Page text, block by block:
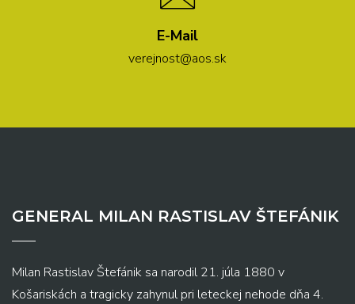
E-Mail
verejnost@aos.sk
GENERAL MILAN RASTISLAV ŠTEFÁNIK
Milan Rastislav Štefánik sa narodil 21. júla 1880 v
Košariskách a tragicky zahynul pri leteckej nehode dňa 4.